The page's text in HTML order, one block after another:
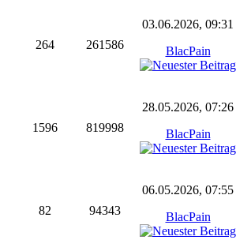
264 261586
03.06.2026, 09:31
BlacPain
1596 819998
28.05.2026, 07:26
BlacPain
82 94343
06.05.2026, 07:55
BlacPain